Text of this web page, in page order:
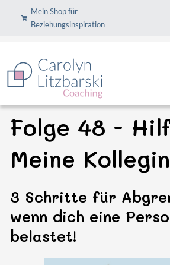
Mein Shop für
Beziehungsinspiration
Folge 48 -
Meine
3 Schritte für
wenn dich eine
belastet!